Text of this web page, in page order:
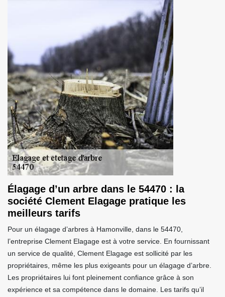
Élagage d’un arbre dans le 54470 : la
société Clement Elagage pratique les
meilleurs tarifs
Pour un élagage d’arbres à Hamonville, dans le 54470,
l’entreprise Clement Elagage est à votre service. En fournissant
un service de qualité, Clement Elagage est sollicité par les
propriétaires, même les plus exigeants pour un élagage d’arbre.
Les propriétaires lui font pleinement confiance grâce à son
expérience et sa compétence dans le domaine. Les tarifs qu’il